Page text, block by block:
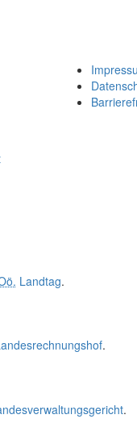
Landtag.
.
.